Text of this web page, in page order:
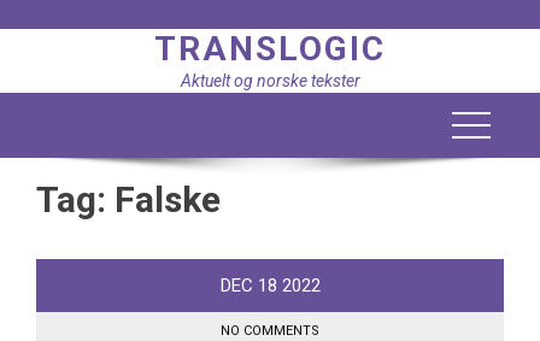
TRANSLOGIC
Aktuelt og norske tekster
Tag: Falske
DEC 18 2022
NO COMMENTS